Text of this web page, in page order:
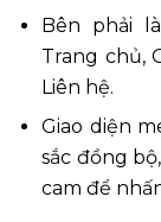
Bên phải
Trang chủ,
Liên hệ.
Giao diện
sắc đồng
cam để